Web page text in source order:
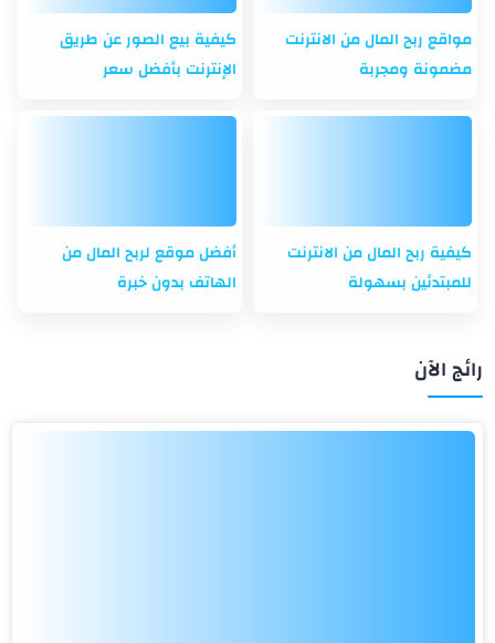
مواقع ربح المال من الانترنت
مضمونة ومجربة
كيفية بيع الصور عن طريق
الإنترنت بأفضل سعر
كيفية ربح المال من الانترنت
للمبتدئين بسهولة
أفضل موقع لربح المال من
الهاتف بدون خبرة
رائج الآن